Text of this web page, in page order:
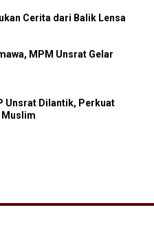
Cerita dari Balik Lensa
MPM Unsrat Gelar
Unsrat Dilantik, Perkuat
Muslim